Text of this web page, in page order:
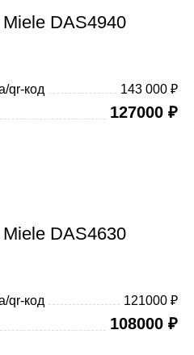
DAS4940
qr-код
143 000 ₽
127000₽
DAS4630
qr-код
121000 ₽
108000₽